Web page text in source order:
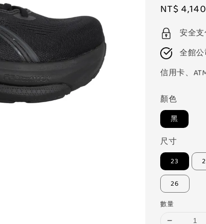
Sale
price
NT$ 4,140
安全
全館
信用卡、
顏色
黑
尺寸
23
26
數量